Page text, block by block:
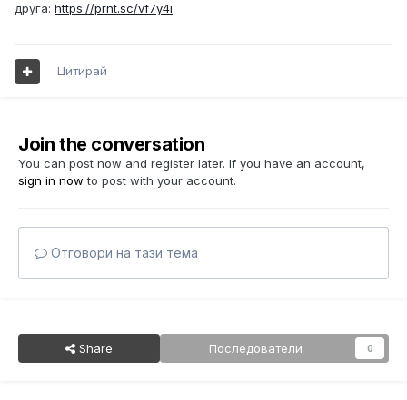
друга: https://prnt.sc/vf7y4i
Цитирай
Join the conversation
You can post now and register later. If you have an account,
sign in now to post with your account.
Отговори на тази тема
Share Последователи 0